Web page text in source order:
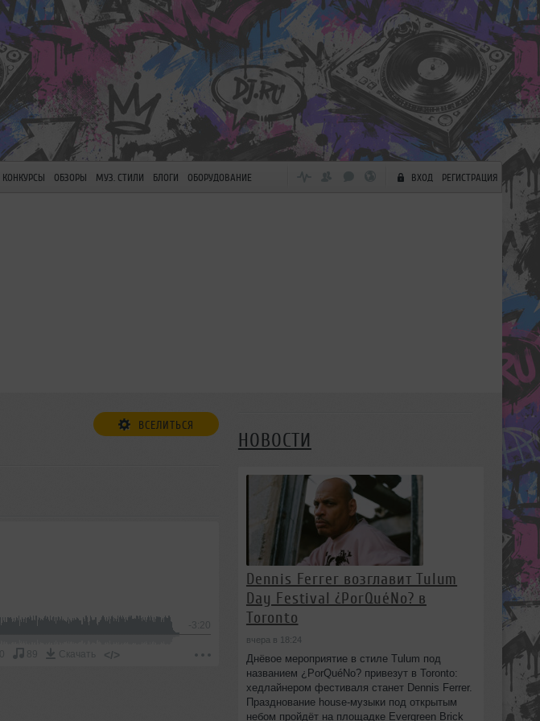
КОНКУРСЫ ОБЗОРЫ МУЗ. СТИЛИ БЛОГИ ОБОРУДОВАНИЕ ВХОД РЕГИСТРАЦИЯ
ВСЕЛИТЬСЯ
-3:20
89 Скачать </>
НОВОСТИ
Dennis Ferrer возглавит Tulum
Day Festival ¿PorQuéNo? в
Toronto
вчера в 18:24
Днёвое мероприятие в стиле Tulum под
названием ¿PorQuéNo? привезут в Toronto:
хедлайнером фестиваля станет Dennis Ferrer.
Празднование house-музыки под открытым
небом пройдёт на площадке Evergreen Brick